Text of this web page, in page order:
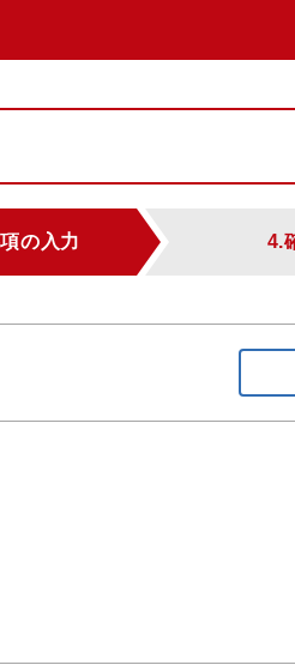
の入力 4.